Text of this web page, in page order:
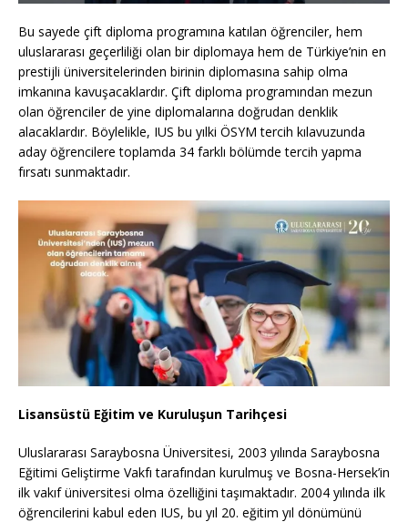
Bu sayede çift diploma programına katılan öğrenciler, hem
uluslararası geçerliliği olan bir diplomaya hem de Türkiye’nin en
prestijli üniversitelerinden birinin diplomasına sahip olma
imkanına kavuşacaklardır. Çift diploma programından mezun
olan öğrenciler de yine diplomalarına doğrudan denklik
alacaklardır. Böylelikle, IUS bu yılki ÖSYM tercih kılavuzunda
aday öğrencilere toplamda 34 farklı bölümde tercih yapma
fırsatı sunmaktadır.
Lisansüstü Eğitim ve Kuruluşun Tarihçesi
Uluslararası Saraybosna Üniversitesi, 2003 yılında Saraybosna
Eğitimi Geliştirme Vakfı tarafından kurulmuş ve Bosna-Hersek’in
ilk vakıf üniversitesi olma özelliğini taşımaktadır. 2004 yılında ilk
öğrencilerini kabul eden IUS, bu yıl 20. eğitim yıl dönümünü